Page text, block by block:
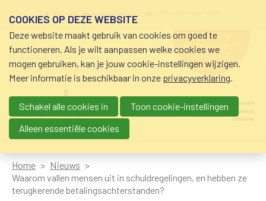
schuldhulp • sociaal krediet •
budgetbeheer • beschermingsbewind
hulp nodig
bij geldzorgen?
0800-8115.nl
Main navigation
Home
Nieuws
Waarom vallen mensen uit in schuldregelingen, en hebben ze
terugkerende betalingsachterstanden?
COOKIES OP DEZE WEBSITE
Deze website maakt gebruik van cookies om goed te
functioneren. Als je wilt aanpassen welke cookies we
mogen gebruiken, kan je jouw cookie-instellingen wijzigen.
Meer informatie is beschikbaar in onze privacyverklaring.
Schakel alle cookies in
Toon cookie-instellingen
Alleen essentiële cookies